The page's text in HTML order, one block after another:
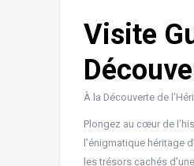
Visite
À la Découverte de
Plongez au cœur de
l’énigmatique héritage
les trésors cachés